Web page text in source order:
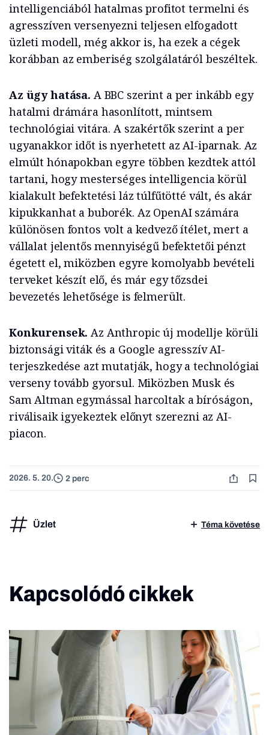
intelligenciából hatalmas profitot termelni és
agresszíven versenyezni teljesen elfogadott
üzleti modell, még akkor is, ha ezek a cégek
korábban az emberiség szolgálatáról beszéltek.
Az ügy hatása. A BBC szerint a per inkább egy
hatalmi drámára hasonlított, mintsem
technológiai vitára. A szakértők szerint a per
ugyanakkor időt is nyerhetett az AI-iparnak. Az
elmúlt hónapokban egyre többen kezdtek attól
tartani, hogy mesterséges intelligencia körül
kialakult befektetési láz túlfűtötté vált, és akár
kipukkanhat a buborék. Az OpenAI számára
különösen fontos volt a kedvező ítélet, mert a
vállalat jelentős mennyiségű befektetői pénzt
égetett el, miközben egyre komolyabb bevételi
terveket készít elő, és már egy tőzsdei
bevezetés lehetősége is felmerült.
Konkurensek.Az Anthropic új modellje körüli
biztonsági viták és a Google agresszív AI-
terjeszkedése azt mutatják, hogy a technológiai
verseny tovább gyorsul. Miközben Musk és
Sam Altman egymással harcoltak a bíróságon,
riválisaik igyekeztek előnyt szerezni az AI-
piacon.
2026. 5. 20. 2 perc
Üzlet Téma követése
Kapcsolódó cikkek